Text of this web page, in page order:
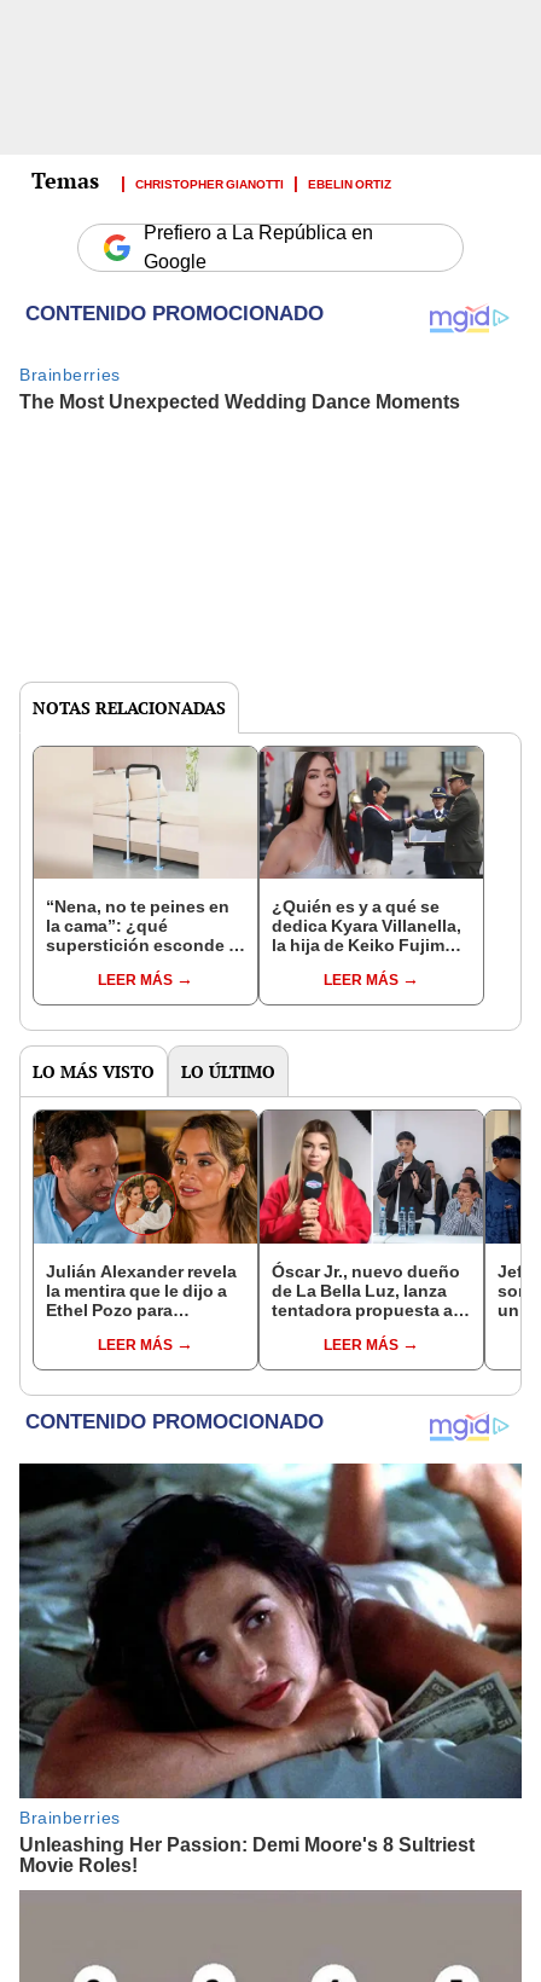
CHRISTOPHER GIANOTTI EBELIN ORTIZ
Prefiero a La República en
Google
NOTAS RELACIONADAS
“Nena, no te peines en
la cama”: ¿qué
superstición esconde la
Enanitos Verdes?
LEER MÁS
¿Quién es y a qué se
dedica Kyara Villanella,
la hija de Keiko Fujimori
nivel nacional?
LEER MÁS
LO MÁS VISTO LO ÚLTIMO
Julián Alexander revela
la mentira que le dijo a
Ethel Pozo para
hubiéramos salido”
LEER MÁS
Óscar Jr., nuevo dueño
de La Bella Luz, lanza
tentadora propuesta a
denuncia por
tocamientos: “Va a
LEER MÁS
un